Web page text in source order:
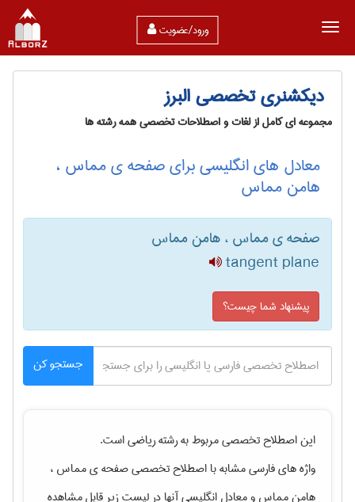
ورود/عضویت
دیکشنری تخصصی البرز
مجموعه ای کامل از لغات و اصطلاحات تخصصی همه رشته ها
معادل های انگلیسی برای صفحه ی مماس ،
هامن مماس
صفحه ی مماس ، هامن مماس
tangent plane
پیشنهاد شما چیست؟
جستجو کن
این اصطلاح تخصصی مربوط به رشتهرياضیاست.
واژه های فارسی مشابه با اصطلاح تخصصیصفحه ی مماس ،
هامن مماسو معادل انگلیسی آنها در لیست زیر قابل مشاهده